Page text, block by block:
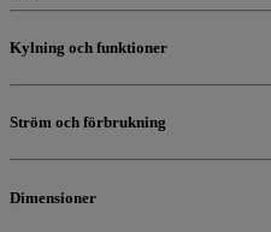
Kylning och funktioner
Ström och förbrukning
Dimensioner